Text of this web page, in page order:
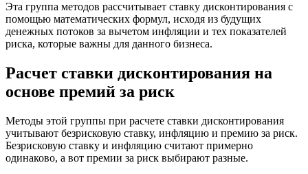
Эта группа методов рассчитывает ставку дисконтирования с
помощью математических формул, исходя из будущих
денежных потоков за вычетом инфляции и тех показателей
риска, которые важны для данного бизнеса.
Расчет ставки дисконтирования на
основе премий за риск
Методы этой группы при расчете ставки дисконтирования
учитывают безрисковую ставку, инфляцию и премию за риск.
Безрисковую ставку и инфляцию считают примерно
одинаково, а вот премии за риск выбирают разные.